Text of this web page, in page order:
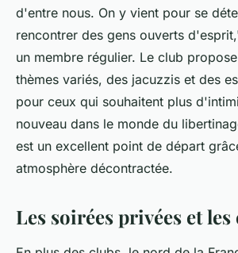
d'entre nous. On y vient pour se
rencontrer des gens ouverts
un membre régulier. Le club
thèmes variés, des jacuzzis et des
pour ceux qui souhaitent plus
nouveau dans le monde du
est un excellent point de départ
atmosphère décontractée.
Les soirées privées et les